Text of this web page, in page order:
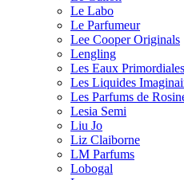
Le Labo
Le Parfumeur
Lee Cooper Originals
Lengling
Les Eaux Primordiales
Les Liquides
Les Parfums de
Lesia Semi
Liu Jo
Liz Claiborne
LM Parfums
Lobogal